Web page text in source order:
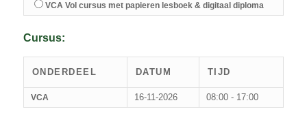
VCA Vol cursus met papieren lesboek & digitaal diploma
Cursus:
ONDERDEEL DATUM TIJD
VCA 16-11-2026 08:00 - 17:00